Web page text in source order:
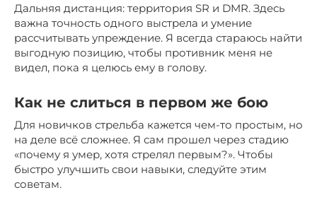
Дальняя дистанция: территория SR и DMR. Здесь
важна точность одного выстрела и умение
рассчитывать упреждение. Я всегда стараюсь найти
выгодную позицию, чтобы противник меня не
видел, пока я целюсь ему в голову.
Как не слиться в первом же бою
Для новичков стрельба кажется чем-то простым, но
на деле всё сложнее. Я сам прошел через стадию
«почему я умер, хотя стрелял первым?». Чтобы
быстро улучшить свои навыки, следуйте этим
советам.